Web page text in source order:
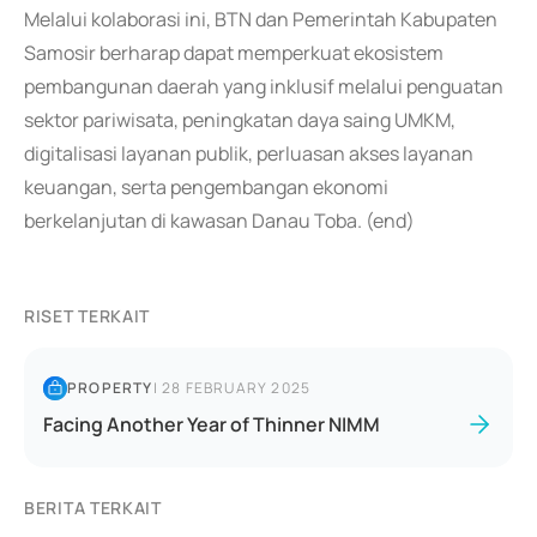
Melalui kolaborasi ini, BTN dan Pemerintah Kabupaten
Samosir berharap dapat memperkuat ekosistem
pembangunan daerah yang inklusif melalui penguatan
sektor pariwisata, peningkatan daya saing UMKM,
digitalisasi layanan publik, perluasan akses layanan
keuangan, serta pengembangan ekonomi
berkelanjutan di kawasan Danau Toba. (end)
RISET TERKAIT
PROPERTY|28 FEBRUARY 2025
Facing Another Year of Thinner NIMM
BERITA TERKAIT